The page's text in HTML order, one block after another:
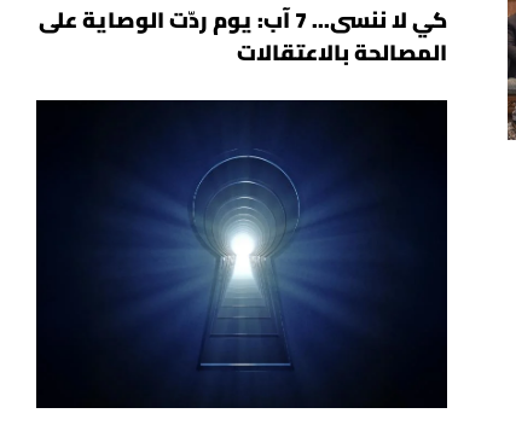
كي لا ننسى... 7 آب: يوم ردّت الوصاية على
المصالحة بالاعتقالات